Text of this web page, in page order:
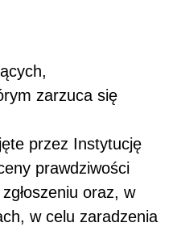
zarzuca się
przez Instytucję
prawdziwości
oraz, w
w celu zaradzenia